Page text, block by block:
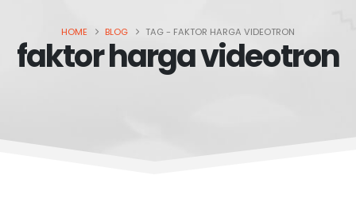
HOME BLOG TAG - FAKTOR HARGA VIDEOTRON
faktor harga videotron